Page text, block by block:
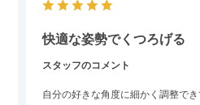
快適な姿勢でくつろげる
スタッフのコメント
自分の好きな角度に細かく調整で